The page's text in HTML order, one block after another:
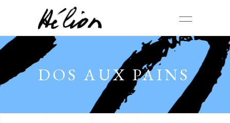
DOS AUX PAINS